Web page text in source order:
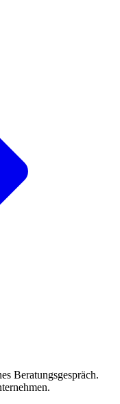
Beratungsgespräch.